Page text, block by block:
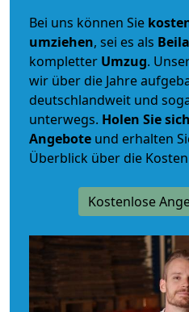
Bei uns können Sie
umziehen, sei es als
kompletter Umzug.
wir über die Jahre
deutschlandweit und
unterwegs. Holen Sie
Angebote und erhalten
Überblick über die
Kostenlose